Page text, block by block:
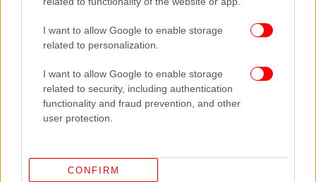
I want to allow Google to enable storage
related to personalization.
I want to allow Google to enable storage
related to security, including authentication
functionality and fraud prevention, and other
user protection.
CONFIRM
ΠΕΡΙΣΣΟΤΕΡΑ ΒΙΝΤΕΟ
Ακολουθήστε το στο Google Newsκαι μάθετε
πρώτοι όλες τις ειδήσεις